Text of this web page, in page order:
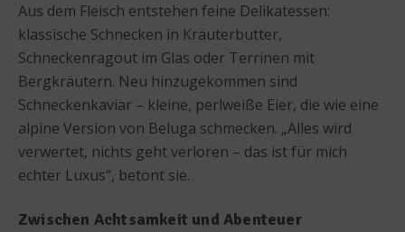
Aus dem Fleisch entstehen feine Delikatessen:
klassische Schnecken in Kräuterbutter,
Schneckenragout im Glas oder Terrinen mit
Bergkräutern. Neu hinzugekommen sind
Schneckenkaviar – kleine, perlweiße Eier, die wie eine
alpine Version von Beluga schmecken. „Alles wird
verwertet, nichts geht verloren – das ist für mich
echter Luxus“, betont sie.
Zwischen Achtsamkeit und Abenteuer